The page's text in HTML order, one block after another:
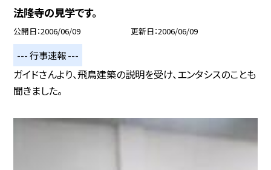
法隆寺の見学です。
公開日 2006/06/09 更新日 2006/06/09
--- 行事速報 ---
ガイドさんより、飛鳥建築の説明を受け、エンタシスのことも
聞きました。